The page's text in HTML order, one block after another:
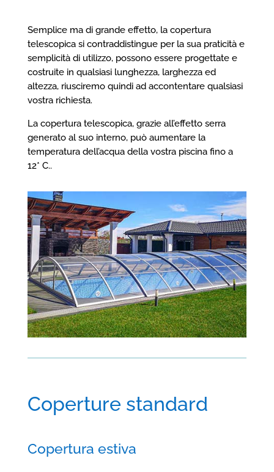
Semplice ma di grande effetto, la copertura
telescopica si contraddistingue per la sua praticità e
semplicità di utilizzo, possono essere progettate e
costruite in qualsiasi lunghezza, larghezza ed
altezza, riusciremo quindi ad accontentare qualsiasi
vostra richiesta.
La copertura telescopica, grazie all’effetto serra
generato al suo interno, può aumentare la
temperatura dell’acqua della vostra piscina fino a
12* C..
Coperture standard
Copertura estiva